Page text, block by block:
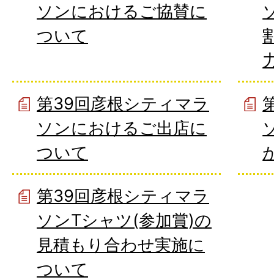
ソンにおけるご協賛に
ついて
第39回彦根シティマラ
ソンにおけるご出店に
ついて
第39回彦根シティマラ
ソンTシャツ(参加賞)の
見積もり合わせ実施に
ついて